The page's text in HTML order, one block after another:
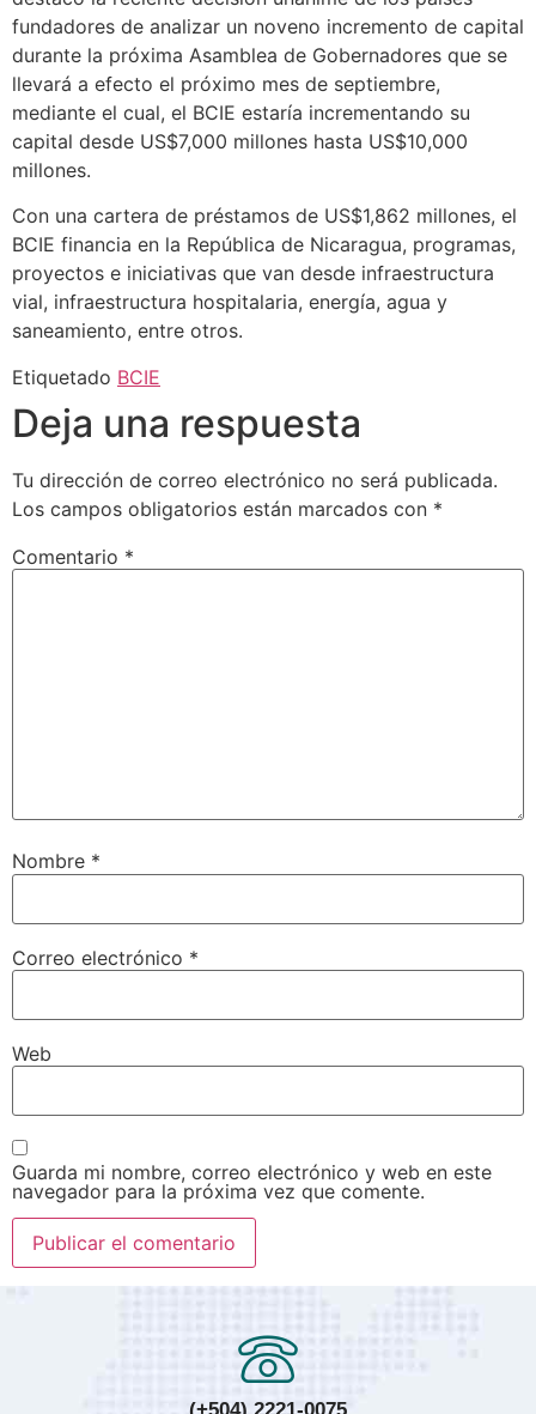
fundadores de analizar un noveno incremento de capital
durante la próxima Asamblea de Gobernadores que se
llevará a efecto el próximo mes de septiembre,
mediante el cual, el BCIE estaría incrementando su
capital desde US$7,000 millones hasta US$10,000
millones.
Con una cartera de préstamos de US$1,862 millones, el
BCIE financia en la República de Nicaragua, programas,
proyectos e iniciativas que van desde infraestructura
vial, infraestructura hospitalaria, energía, agua y
saneamiento, entre otros.
Etiquetado BCIE
Deja una respuesta
Tu dirección de correo electrónico no será publicada.
Los campos obligatorios están marcados con *
Comentario *
Nombre *
Correo electrónico *
Web
Guarda mi nombre, correo electrónico y web en este
navegador para la próxima vez que comente.
(+504) 2221-0075